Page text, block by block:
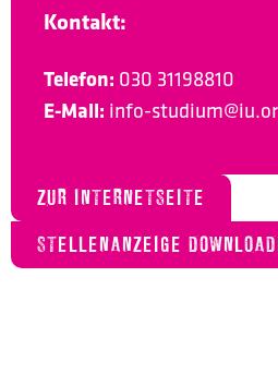
Kontakt:
Telefon: 030 31198810
E-Mail: info-
ZUR INTERNETSEITE
STELLENANZEIGE